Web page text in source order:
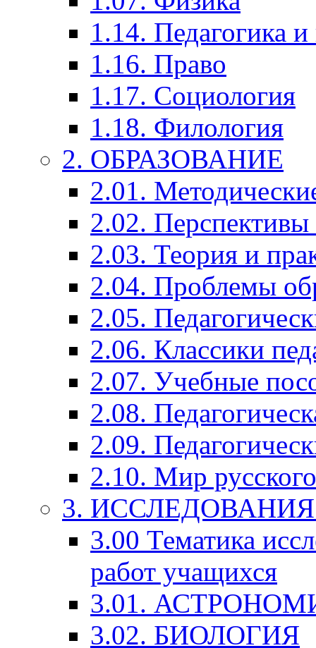
1.14. Педагогика
1.16. Право
1.17. Социология
1.18. Филология
2. ОБРАЗОВАНИЕ
2.01.
2.02. Перспективы
2.03. Теория и
2.04. Проблемы
2.05.
2.06. Классики
2.07. Учебные
2.08.
2.09.
2.10. Мир
3.
3.00 Тематика
работ учащихся
3.01.
3.02. БИОЛОГИЯ